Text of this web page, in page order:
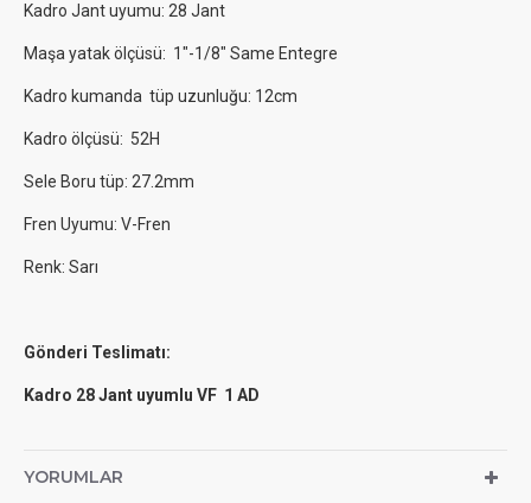
Kadro Jant uyumu: 28 Jant
Maşa yatak ölçüsü: 1"-1/8" Same Entegre
Kadro kumanda tüp uzunluğu: 12cm
Kadro ölçüsü: 52H
Sele Boru tüp: 27.2mm
Fren Uyumu: V-Fren
Renk: Sarı
Gönderi Teslimatı:
Kadro 28 Jant uyumlu VF 1 AD
YORUMLAR